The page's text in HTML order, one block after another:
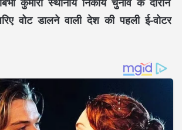
वोट डालने वाली देश की पहली ई-वोटर